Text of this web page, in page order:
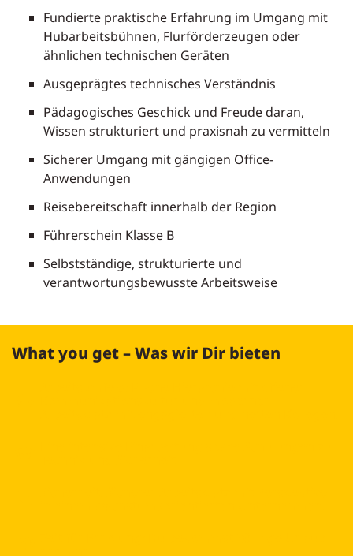
Fundierte praktische Erfahrung im Umgang mit
Hubarbeitsbühnen, Flurförderzeugen oder
ähnlichen technischen Geräten
Ausgeprägtes technisches Verständnis
Pädagogisches Geschick und Freude daran,
Wissen strukturiert und praxisnah zu vermitteln
Sicherer Umgang mit gängigen Office-
Anwendungen
Reisebereitschaft innerhalb der Region
Führerschein Klasse B
Selbstständige, strukturierte und
verantwortungsbewusste Arbeitsweise
What you get – Was wir Dir bieten